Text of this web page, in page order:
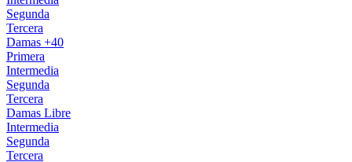
Segunda
Tercera
Damas +40
Primera
Intermedia
Segunda
Tercera
Damas Libre
Intermedia
Segunda
Tercera